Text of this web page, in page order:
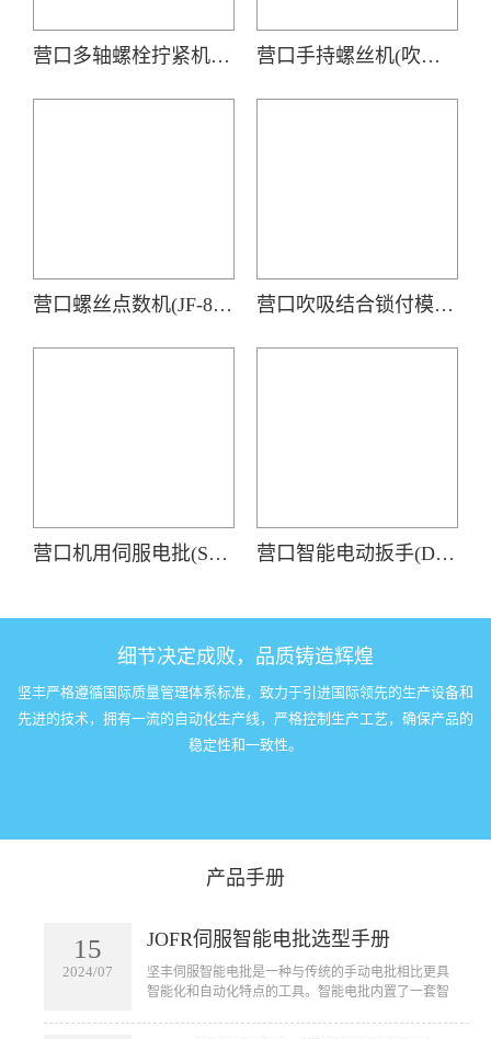
营口多轴螺栓拧紧机(七轴) 营口手持螺丝机(吹气式螺丝供料器JOFR-816MC搭载手持智能电批DP-HXL-003)
营口螺丝点数机(JF-816DXJ) 营口吹吸结合锁付模组(手持智能电批DP-HDXL-008-W搭载阶梯式自动送钉机)
营口机用伺服电批(SDL-3600) 营口智能电动扳手(DP-HDXL-008-K)
细节决定成败，品质铸造辉煌
坚丰严格遵循国际质量管理体系标准，致力于引进国际领先的生产设备和
先进的技术，拥有一流的自动化生产线，严格控制生产工艺，确保产品的
稳定性和一致性。
产品手册
15
2024/07
JOFR伺服智能电批选型手册
坚丰伺服智能电批是一种与传统的手动电批相比更具
智能化和自动化特点的工具。智能电批内置了一套智